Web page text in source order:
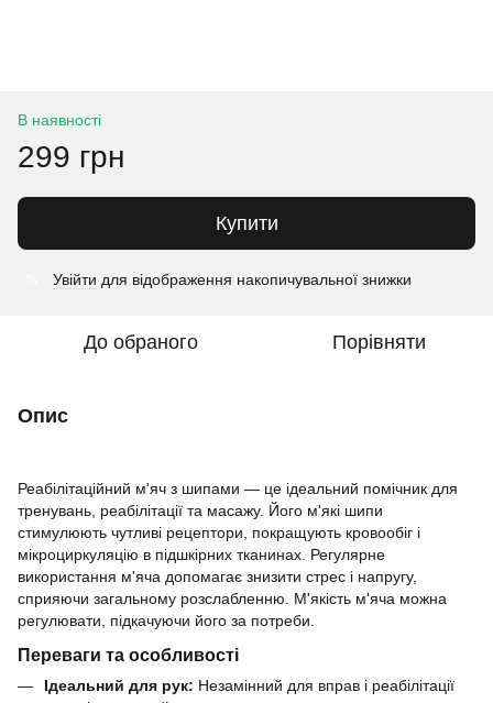
В наявності
299 грн
Купити
Увійти для відображення накопичувальної знижки
До обраного Порівняти
Опис
Реабілітаційний м'яч з шипами — це ідеальний помічник для
тренувань, реабілітації та масажу. Його м'які шипи
стимулюють чутливі рецептори, покращують кровообіг і
мікроциркуляцію в підшкірних тканинах. Регулярне
використання м'яча допомагає знизити стрес і напругу,
сприяючи загальному розслабленню. М'якість м'яча можна
регулювати, підкачуючи його за потреби.
Переваги та особливості
Ідеальний для рук: Незамінний для вправ і реабілітації